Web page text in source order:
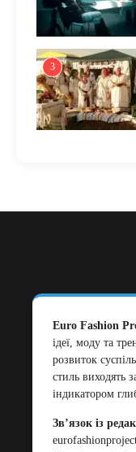
3
Euro Fashion
ідеї, моду та
розвиток
стиль виходять
індикатором
Зв’язок із